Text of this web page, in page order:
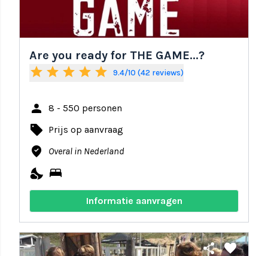
Are you ready for THE GAME...?
star star star star star 9.4/10 (42 reviews)
person 8 - 550 personen
local_offer Prijs op aanvraag
where_to_vote Overal in Nederland
nights_stay bed
Informatie aanvragen
share favorite